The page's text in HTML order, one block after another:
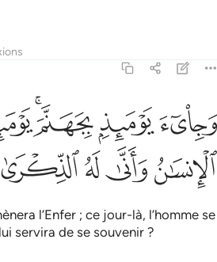
وجيء يوميذ بجهنم يوميذ يتذكر الانسان وانى
وَجِا۟ىٓءَ يَوْمَئِذٍۭ بِجَهَنَّمَ ۚ يَوْمَئِذٍۢ
ﱁﱂﱃﱄ
ﱇﱈﱉﱊ
l’Enfer ; ce jour-là, l’homme se
servira de se souvenir ?